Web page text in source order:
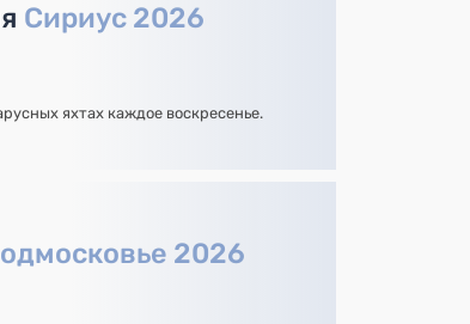
Сириус 2026
яхтах каждое воскресенье.
2026